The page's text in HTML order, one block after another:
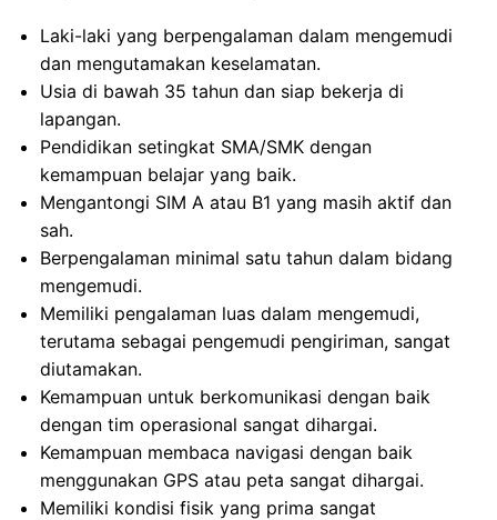
Laki-laki yang berpengalaman dalam mengemudi
dan mengutamakan keselamatan.
Usia di bawah 35 tahun dan siap bekerja di
lapangan.
Pendidikan setingkat SMA/SMK dengan
kemampuan belajar yang baik.
Mengantongi SIM A atau B1 yang masih aktif dan
sah.
Berpengalaman minimal satu tahun dalam bidang
mengemudi.
Memiliki pengalaman luas dalam mengemudi,
terutama sebagai pengemudi pengiriman, sangat
diutamakan.
Kemampuan untuk berkomunikasi dengan baik
dengan tim operasional sangat dihargai.
Kemampuan membaca navigasi dengan baik
menggunakan GPS atau peta sangat dihargai.
Memiliki kondisi fisik yang prima sangat